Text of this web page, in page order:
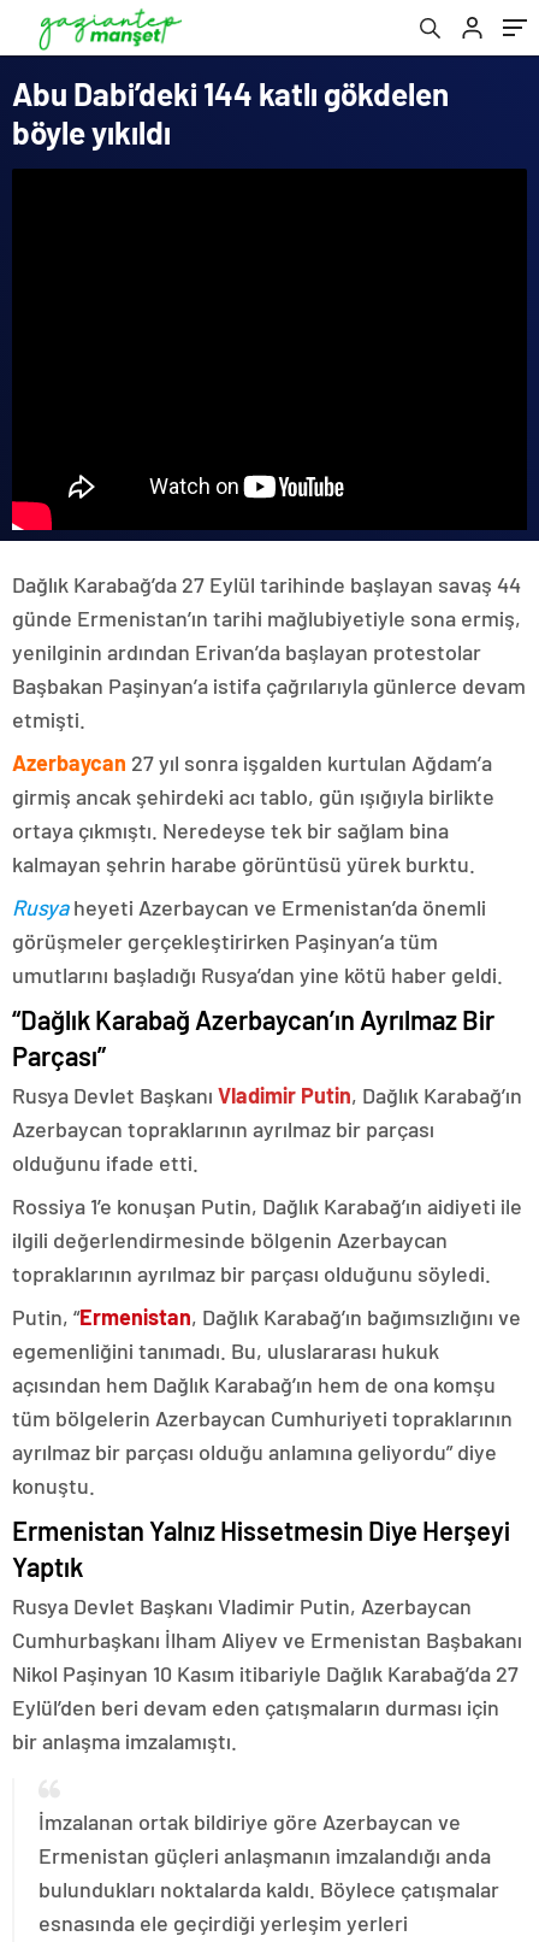
Abu Dabi’deki 144 katlı gökdelen
böyle yıkıldı
Dağlık Karabağ’da 27 Eylül tarihinde başlayan savaş 44
günde Ermenistan’ın tarihi mağlubiyetiyle sona ermiş,
yenilginin ardından Erivan’da başlayan protestolar
Başbakan Paşinyan’a istifa çağrılarıyla günlerce devam
etmişti.
Azerbaycan 27 yıl sonra işgalden kurtulan Ağdam’a
girmiş ancak şehirdeki acı tablo, gün ışığıyla birlikte
ortaya çıkmıştı. Neredeyse tek bir sağlam bina
kalmayan şehrin harabe görüntüsü yürek burktu.
Rusyaheyeti Azerbaycan ve Ermenistan’da önemli
görüşmeler gerçekleştirirken Paşinyan’a tüm
umutlarını başladığı Rusya’dan yine kötü haber geldi.
“Dağlık Karabağ Azerbaycan’ın Ayrılmaz Bir
Parçası”
Rusya Devlet Başkanı Vladimir Putin, Dağlık Karabağ’ın
Azerbaycan topraklarının ayrılmaz bir parçası
olduğunu ifade etti.
Rossiya 1’e konuşan Putin, Dağlık Karabağ’ın aidiyeti ile
ilgili değerlendirmesinde bölgenin Azerbaycan
topraklarının ayrılmaz bir parçası olduğunu söyledi.
Putin, “Ermenistan, Dağlık Karabağ’ın bağımsızlığını ve
egemenliğini tanımadı. Bu, uluslararası hukuk
açısından hem Dağlık Karabağ’ın hem de ona komşu
tüm bölgelerin Azerbaycan Cumhuriyeti topraklarının
ayrılmaz bir parçası olduğu anlamına geliyordu” diye
konuştu.
Ermenistan Yalnız Hissetmesin Diye Herşeyi
Yaptık
Rusya Devlet Başkanı Vladimir Putin, Azerbaycan
Cumhurbaşkanı İlham Aliyev ve Ermenistan Başbakanı
Nikol Paşinyan 10 Kasım itibariyle Dağlık Karabağ’da 27
Eylül’den beri devam eden çatışmaların durması için
bir anlaşma imzalamıştı.
İmzalanan ortak bildiriye göre Azerbaycan ve
Ermenistan güçleri anlaşmanın imzalandığı anda
bulundukları noktalarda kaldı. Böylece çatışmalar
esnasında ele geçirdiği yerleşim yerleri